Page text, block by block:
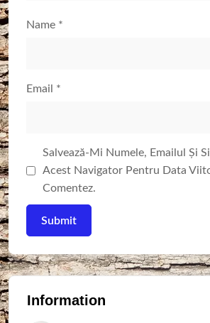
Name *
Email *
Salvează-Mi Numele, Emailul Și
Acest Navigator Pentru Data
Comentez.
Information